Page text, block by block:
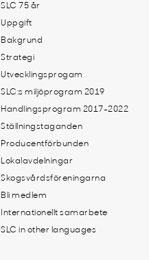
SLC 75 år
Uppgift
Bakgrund
Strategi
Utvecklingsprogam
SLC:s miljöprogram 2019
Handlingsprogram 2017-2022
Ställningstaganden
Producentförbunden
Lokalavdelningar
Skogsvårdsföreningarna
Bli medlem
Internationellt samarbete
SLC in other languages